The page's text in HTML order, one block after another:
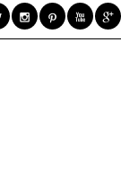
   